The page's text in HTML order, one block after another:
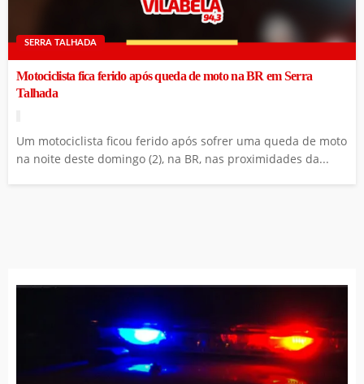
SERRA TALHADA
Motociclista fica ferido após queda de moto na BR em Serra
Talhada
Um motociclista ficou ferido após sofrer uma queda de moto
na noite deste domingo (2), na BR, nas proximidades da...